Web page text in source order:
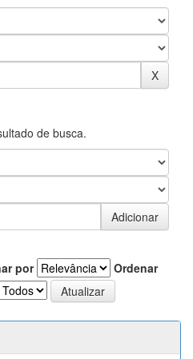
de busca.
por
Ordenar